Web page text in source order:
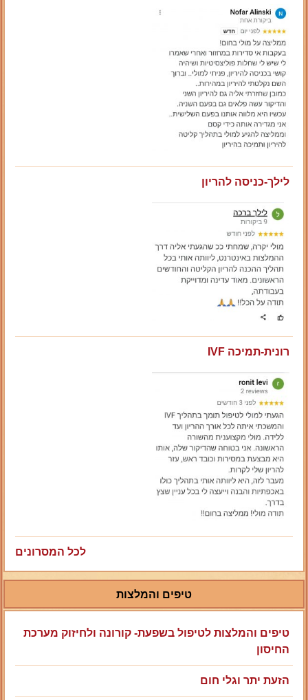
לילך-כניסה להריון
רונית-תמיכה IVF
לכל המסרונים
טיפים והמלצות
טיפים והמלצות לטיפול בשפעת- קורונה ולחיזוק מערכת
החיסון
הזעת יתר וגלי חום